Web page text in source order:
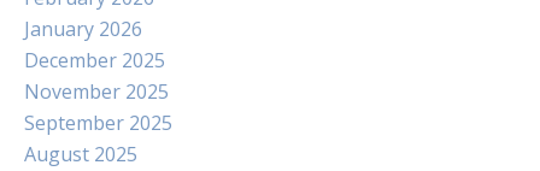
January 2026
December 2025
November 2025
September 2025
August 2025